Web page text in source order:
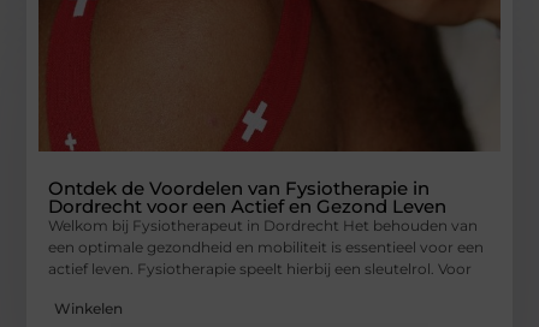
Ontdek de Voordelen van Fysiotherapie in
Dordrecht voor een Actief en Gezond Leven
Welkom bij Fysiotherapeut in Dordrecht Het behouden van
een optimale gezondheid en mobiliteit is essentieel voor een
actief leven. Fysiotherapie speelt hierbij een sleutelrol. Voor
Winkelen